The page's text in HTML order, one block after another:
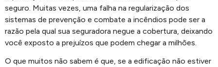
seguro. Muitas vezes, uma falha na regularização dos
sistemas de prevenção e combate a incêndios pode ser a
razão pela qual sua seguradora negue a cobertura, deixando
você exposto a prejuízos que podem chegar a milhões.
O que muitos não sabem é que, se a edificação não estiver